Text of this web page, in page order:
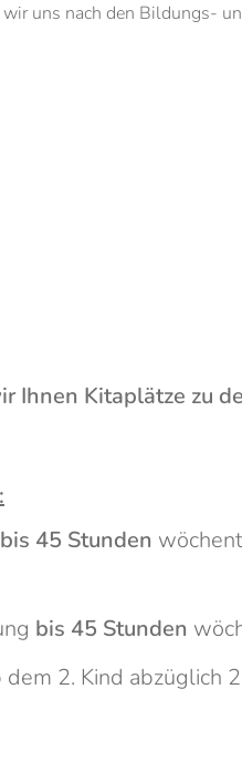
uns nach den Bildungs-
Ihnen Kitaplätze zu
bis 45 Stunden
bis 45 Stunden
2. Kind abzüglich